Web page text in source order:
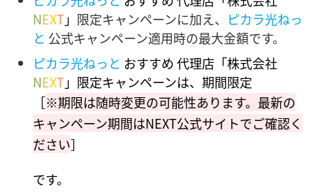
NEXT」 限定キャンペーンに加え、
ピカラ光ねっ
と 公式キャンペーン適用時の最大金額です。
ピカラ光ねっと おすすめ 代理店「株式会社
NEXT」限定キャンペーンは、期間限定
［※期限は随時変更の可能性あります。最新の
キャンペーン期間はNEXT公式サイトでご確認く
ださい］
です。